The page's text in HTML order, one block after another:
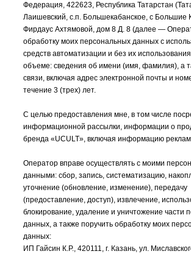
Федерация, 422623, Республика Татарстан
Лаишевский, с.п. Большекабанское, с Большие
Фирдаус Ахтямовой, дом 8 Д. 8 (далее —
обработку моих персональных данных с
средств автоматизации и без их
объеме: сведения об имени (имя, фамилия), а
связи, включая адрес электронной почты и
течение 3 (трех) лет.
С целью предоставления мне, в том числе
информационной рассылки, информации о
бренда «UCULT», включая информацию
Оператор вправе осуществлять с моими
данными: сбор, запись, систематизацию,
уточнение (обновление, изменение), передачу
(предоставление, доступ), извлечение,
блокирование, удаление и уничтожение части
данных, а также поручить обработку моих
данных:
ИП Гайсин К.Р., 420111, г. Казань, ул.